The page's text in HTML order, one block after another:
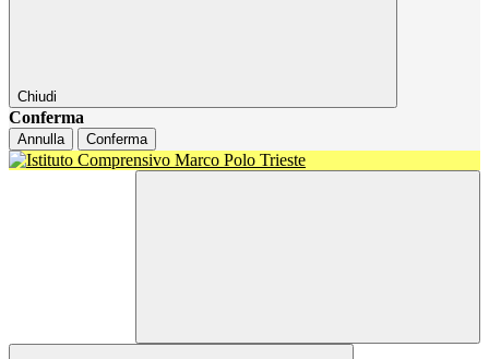
Chiudi
Conferma
Annulla Conferma